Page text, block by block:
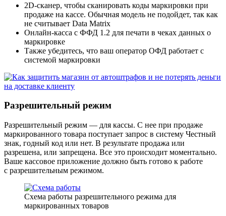
2D-сканер, чтобы сканировать коды маркировки при
продаже на кассе. Обычная модель не подойдет, так как
не считывает Data Matrix
Онлайн-касса с ФФД 1.2 для печати в чеках данных о
маркировке
Также убедитесь, что ваш оператор ОФД работает с
системой маркировки
Разрешительный режим
Разрешительный режим — для кассы. С нее при продаже
маркированного товара поступает запрос в систему Честный
знак, годный код или нет. В результате продажа или
разрешена, или запрещена. Все это происходит моментально.
Ваше кассовое приложение должно быть готово к работе
с разрешительным режимом.
Схема работы разрешительного режима для
маркированных товаров